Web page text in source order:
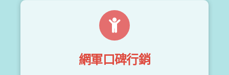
網軍口碑行銷